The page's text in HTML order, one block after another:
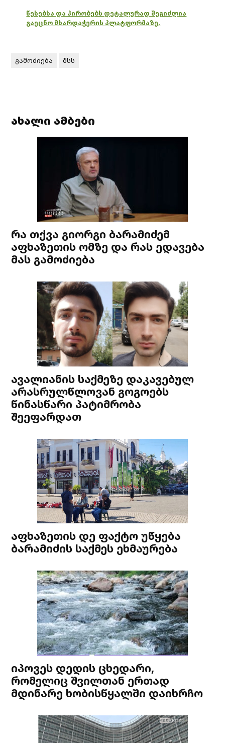
წესებსა და პირობებს დეტალურად შეგიძლია
გაეცნო მხარდაჭერის პლატფორმაზე.
გამოძიება შსს
ახალი ამბები
რა თქვა გიორგი ბარამიძემ
აფხაზეთის ომზე და რას ედავება
მას გამოძიება
ავალიანის საქმეზე დაკავებულ
არასრულწლოვან გოგოებს
წინასწარი პატიმრობა
შეეფარდათ
აფხაზეთის დე ფაქტო უწყება
ბარამიძის საქმეს ეხმაურება
იპოვეს დედის ცხედარი,
რომელიც შვილთან ერთად
მდინარე ხობისწყალში დაიხრჩო